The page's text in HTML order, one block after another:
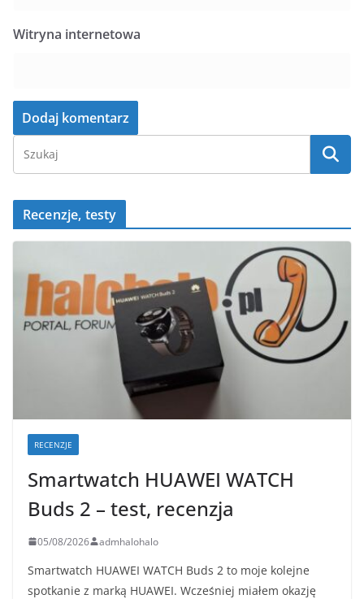
Witryna internetowa
Recenzje, testy
RECENZJE
Smartwatch HUAWEI WATCH
Buds 2 – test, recenzja
05/08/2026 admhalohalo
Smartwatch HUAWEI WATCH Buds 2 to moje kolejne
spotkanie z marką HUAWEI. Wcześniej miałem okazję